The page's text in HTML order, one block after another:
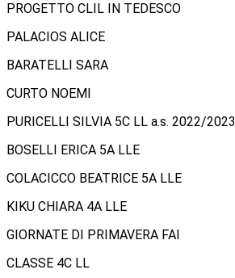
PROGETTO CLIL IN TEDESCO
PALACIOS ALICE
BARATELLI SARA
CURTO NOEMI
PURICELLI SILVIA 5C LL a.s. 2022/2023
BOSELLI ERICA 5A LLE
COLACICCO BEATRICE 5A LLE
KIKU CHIARA 4A LLE
GIORNATE DI PRIMAVERA FAI
CLASSE 4C LL